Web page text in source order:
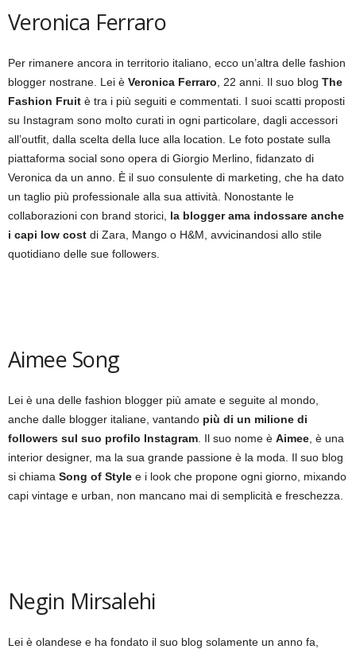
Veronica Ferraro
Per rimanere ancora in territorio italiano, ecco un’altra delle fashion
blogger nostrane. Lei è Veronica Ferraro , 22 anni. Il suo blog The
Fashion Fruit è tra i più seguiti e commentati. I suoi scatti proposti
su Instagram sono molto curati in ogni particolare, dagli accessori
all’outfit, dalla scelta della luce alla location. Le foto postate sulla
piattaforma social sono opera di Giorgio Merlino, fidanzato di
Veronica da un anno. È il suo consulente di marketing, che ha dato
un taglio più professionale alla sua attività. Nonostante le
collaborazioni con brand storici, la blogger ama indossare anche
i capi low cost di Zara, Mango o H&M, avvicinandosi allo stile
quotidiano delle sue followers.
Aimee Song
Lei è una delle fashion blogger più amate e seguite al mondo,
anche dalle blogger italiane, vantando più di un milione di
followers sul suo profilo Instagram . Il suo nome è Aimee , è una
interior designer, ma la sua grande passione è la moda. Il suo blog
si chiama Song of Style e i look che propone ogni giorno, mixando
capi vintage e urban, non mancano mai di semplicità e freschezza.
Negin Mirsalehi
Lei è olandese e ha fondato il suo blog solamente un anno fa,